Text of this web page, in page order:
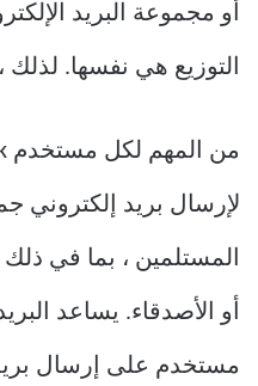
أو مجموعة البريد
التوزيع هي نفسها. لذلك
لإرسال بريد
المستلمين ، بما في
أو الأصدقاء. يساعد
مستخدم على إرسال